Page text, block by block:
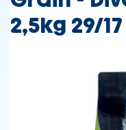
2,5kg 29/17